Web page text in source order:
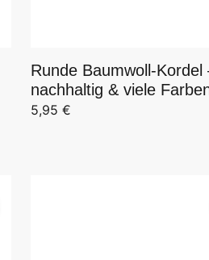
Runde Baumwoll-Kordel
nachhaltig & viele
5,95 €